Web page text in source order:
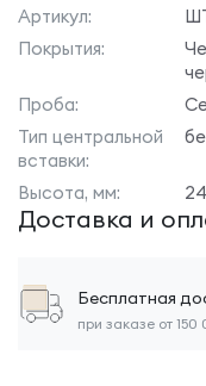
Артикул:
Покрытия:
Проба:
Тип центральной
вставки:
Высота, мм: 24
Доставка и
Бесплатная
при заказе от 150